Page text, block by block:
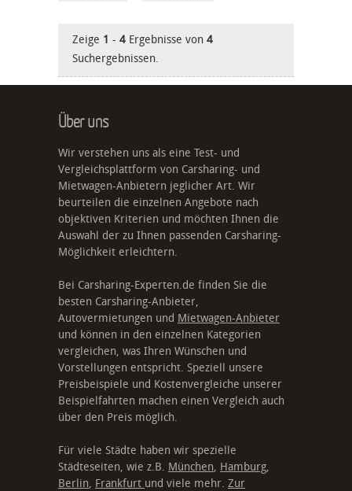
Zeige 1 - 4 Ergebnisse von 4
Suchergebnissen.
Über uns
Wir verstehen uns als eine Test- und
Vergleichsplattform von Carsharing- und
Mietwagen-Anbietern jeglicher Art. Wir
beurteilen die einzelnen Angebote nach
objektiven Kriterien und möchten Ihnen die
Auswahl der zu Ihnen passenden Carsharing-
Möglichkeit erleichtern.
Bei Carsharing-Experten.de finden Sie die
besten Carsharing-Anbieter,
Autovermietungen und Mietwagen-Anbieter
und können in den einzelnen Kategorien
vergleichen, was Ihren Wünschen und
Vorstellungen entspricht. Speziell unsere
Preisbeispiele und Kostenvergleiche unserer
Beispielfahrten machen einen Vergleich auch
über den Preis möglich.
Für viele Städte haben wir spezielle
Städteseiten, wie z.B. München, Hamburg,
Berlin, Frankfurt und viele mehr. Zur